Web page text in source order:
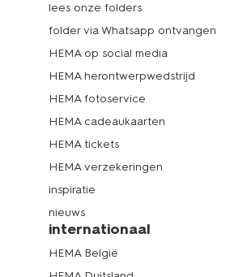
lees onze folders
folder via Whatsapp ontvangen
HEMA op social media
HEMA herontwerpwedstrijd
HEMA fotoservice
HEMA cadeaukaarten
HEMA tickets
HEMA verzekeringen
inspiratie
nieuws
internationaal
HEMA België